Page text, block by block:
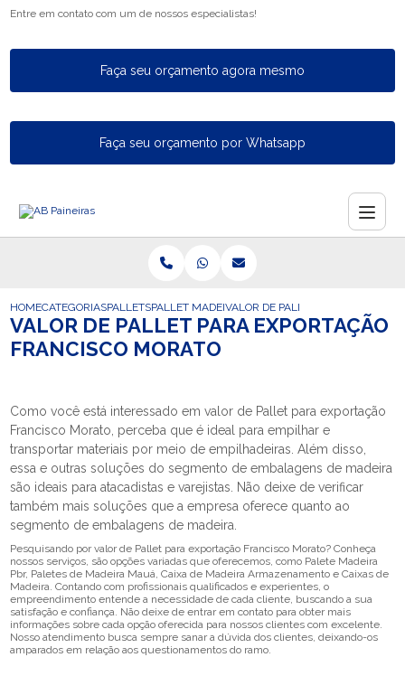
Entre em contato com um de nossos especialistas!
Faça seu orçamento agora mesmo
Faça seu orçamento por Whatsapp
HOMECATEGORIASPALLETSPALLET MADEIRA FECHADO
VALOR DE PALLET PARA
VALOR DE PALLET PARA EXPORTAÇÃO
FRANCISCO MORATO
Como você está interessado em valor de Pallet para exportação
Francisco Morato, perceba que é ideal para empilhar e
transportar materiais por meio de empilhadeiras. Além disso,
essa e outras soluções do segmento de embalagens de madeira
são ideais para atacadistas e varejistas. Não deixe de verificar
também mais soluções que a empresa oferece quanto ao
segmento de embalagens de madeira.
Pesquisando por valor de Pallet para exportação Francisco Morato? Conheça
nossos serviços, são opções variadas que oferecemos, como Palete Madeira
Pbr, Paletes de Madeira Mauá, Caixa de Madeira Armazenamento e Caixas de
Madeira. Contando com profissionais qualificados e experientes, o
empreendimento entende a necessidade de cada cliente, buscando a sua
satisfação e confiança. Não deixe de entrar em contato para obter mais
informações sobre cada opção oferecida para nossos clientes com excelente.
Nosso atendimento busca sempre sanar a dúvida dos clientes, deixando-os
amparados em relação aos questionamentos do ramo.